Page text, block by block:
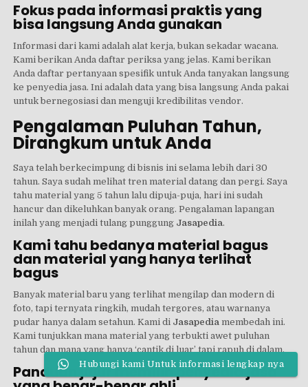
Fokus pada informasi praktis yang
bisa langsung Anda gunakan
Informasi dari kami adalah alat kerja, bukan sekadar wacana.
Kami berikan Anda daftar periksa yang jelas. Kami berikan
Anda daftar pertanyaan spesifik untuk Anda tanyakan langsung
ke penyedia jasa. Ini adalah data yang bisa langsung Anda pakai
untuk bernegosiasi dan menguji kredibilitas vendor.
Pengalaman Puluhan Tahun,
Dirangkum untuk Anda
Saya telah berkecimpung di bisnis ini selama lebih dari 30
tahun. Saya sudah melihat tren material datang dan pergi. Saya
tahu material yang 5 tahun lalu dipuja-puja, hari ini sudah
hancur dan dikeluhkan banyak orang. Pengalaman lapangan
inilah yang menjadi tulang punggung Jasapedia.
Kami tahu bedanya material bagus
dan material yang hanya terlihat
bagus
Banyak material baru yang terlihat mengilap dan modern di
foto, tapi ternyata ringkih, mudah tergores, atau warnanya
pudar hanya dalam setahun. Kami di Jasapedia membedah ini.
Kami tunjukkan mana material yang terbukti awet puluhan
tahun dan mana yang hanya ‘cantik di luar’ tapi rapuh di dalam.
Panduan jujur memilih penyedia jasa
Hubungi kami Untuk informasi lengkap nya